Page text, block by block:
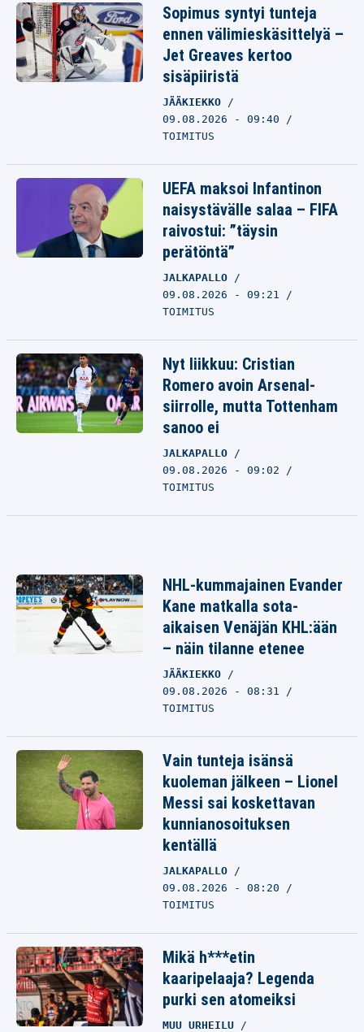
Sopimus syntyi tunteja
ennen välimieskäsittelyä –
Jet Greaves kertoo
sisäpiiristä
JÄÄKIEKKO
09.08.2026 - 09:40
TOIMITUS
UEFA maksoi Infantinon
naisystävälle salaa – FIFA
raivostui: ”täysin
perätöntä”
JALKAPALLO
09.08.2026 - 09:21
TOIMITUS
Nyt liikkuu: Cristian
Romero avoin Arsenal-
siirrolle, mutta Tottenham
sanoo ei
JALKAPALLO
09.08.2026 - 09:02
TOIMITUS
NHL-kummajainen Evander
Kane matkalla sota-
aikaisen Venäjän KHL:ään
– näin tilanne etenee
JÄÄKIEKKO
09.08.2026 - 08:31
TOIMITUS
Vain tunteja isänsä
kuoleman jälkeen – Lionel
Messi sai koskettavan
kunnianosoituksen
kentällä
JALKAPALLO
09.08.2026 - 08:20
TOIMITUS
Mikä h***etin
kaaripelaaja? Legenda
purki sen atomeiksi
MUU URHEILU